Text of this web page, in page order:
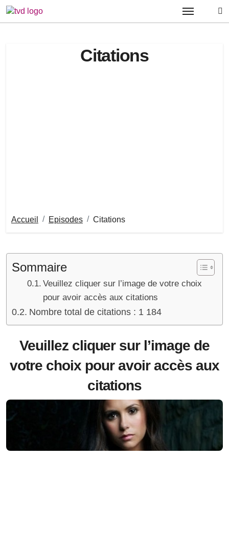
Passer
au
Citations
Accueil Episodes Citations
Sommaire
Veuillez cliquer sur l’image de votre choix
pour avoir accès aux citations
Nombre total de citations : 1 184
Veuillez cliquer sur l’image de
votre choix pour avoir accès aux
citations